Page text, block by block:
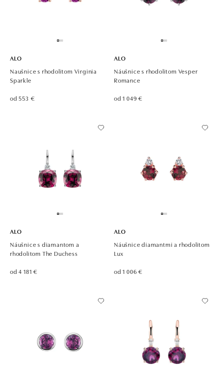
ALO
Naušnice s rhodolitom Virginia
Sparkle
od 553 €
ALO
Náušnice s rhodolitom Vesper
Romance
od 1 049 €
ALO
Náušnice s diamantom a
rhodolitom The Duchess
od 4 181 €
ALO
Náušnice diamantmi a rhodolitom
Lux
od 1 006 €